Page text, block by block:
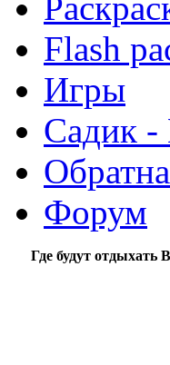
Flash
Игры
Садик
Форум
Где будут отдыхать